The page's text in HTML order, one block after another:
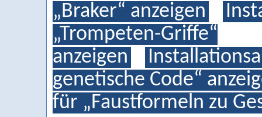
„Braker“ anzeigen
„Trompeten-Griffe“
anzeigen
genetische Code“
für „Faustformeln zu